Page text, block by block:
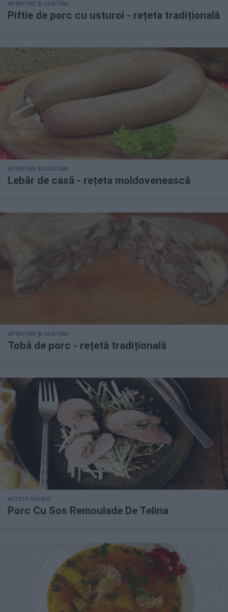
APERITIVE ȘI GUSTĂRI
Piftie de porc cu usturoi - rețeta tradițională
APERITIVE ȘI GUSTĂRI
Lebăr de casă - rețeta moldovenească
APERITIVE ȘI GUSTĂRI
Tobă de porc - rețetă tradițională
REȚETE RAPIDE
Porc Cu Sos Remoulade De Telina